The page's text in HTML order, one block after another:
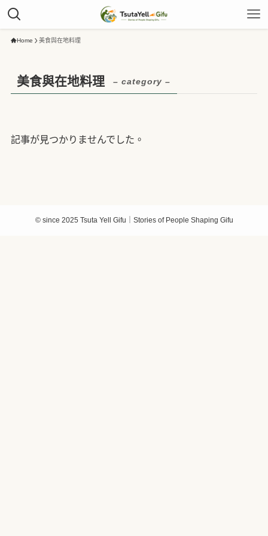
Home 美食與在地料理
美食與在地料理 – category –
記事が見つかりませんでした。
©since 2025 Tsuta Yell Gifu｜Stories of People Shaping Gifu